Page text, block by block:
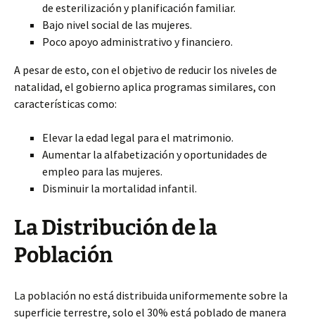
de esterilización y planificación familiar.
Bajo nivel social de las mujeres.
Poco apoyo administrativo y financiero.
A pesar de esto, con el objetivo de reducir los niveles de
natalidad, el gobierno aplica programas similares, con
características como:
Elevar la edad legal para el matrimonio.
Aumentar la alfabetización y oportunidades de
empleo para las mujeres.
Disminuir la mortalidad infantil.
La Distribución de la
Población
La población no está distribuida uniformemente sobre la
superficie terrestre, solo el 30% está poblado de manera